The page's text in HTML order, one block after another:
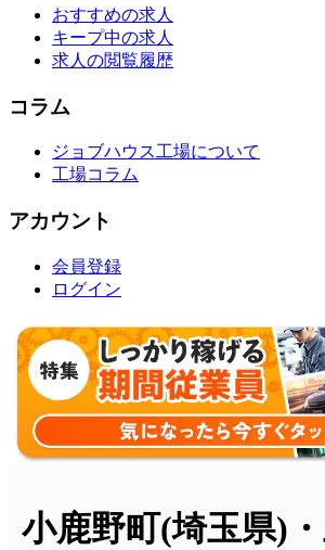
おすすめの求人
キープ中の求人
求人の閲覧履歴
コラム
ジョブハウス工場について
工場コラム
アカウント
会員登録
ログイン
小鹿野町(埼玉県)